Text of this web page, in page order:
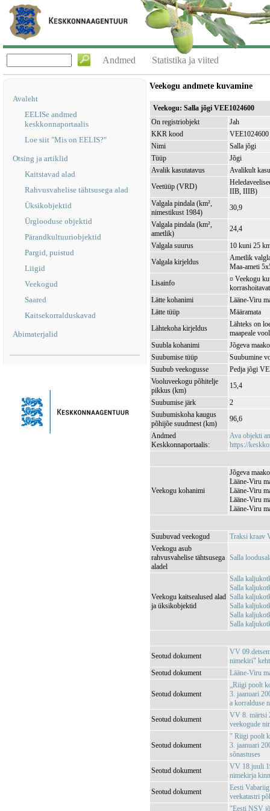
Andmed Statistika ja viited
Avaleht
EELISe andmed
keskkonnaportaalis
Loe siit "Mis on EELIS?"
Otsing ja artiklid
Kaitstavad alad
Rahvusvahelise tähtsusega alad
Üksikobjektid
Ürglooduse objektid
Pärandkultuuriobjektid
Pargid, puistud
Liigid
Veekogud
Saared
Kaitsekorralduskavad
Abimaterjalid
Veekogu andmete kuvamine
Veekogu: Salla jõgi VEE1024600
On registriobjekt
Jah
KKR kood
VEE1024600
Nimi
Salla jõgi
Tüüp
Jõgi
Avalik kasutatavus
Avalikult
Veetüüp (VRD)
IIB, IIIB)
Valgala pindala (km²,
nimestikust 1984)
30,9
Valgala pindala (km²,
ametlik)
24,4
Valgala suurus
10 kuni 25
Valgala kirjeldus
Ametlik
Maa-ameti
Lisainfo
¤ Veekogu
Lätte kohanimi
Lääne-Viru
Lätte tüüp
Määramata
Lähtekoha kirjeldus
Lähteks on
maapeale
Suubla kohanimi
Jõgeva
Suubumise tüüp
Suubumine
Suubub veekogusse
Pedja jõgi
Vooluveekogu põhitelje
pikkus (km)
15,4
Suubumise järk
2
Suubumiskoha kaugus
põhijõe suudmest (km)
96,6
Andmed
Keskkonnaportaalis:
Ava objekti
https://
Veekogu kohanimi
Jõgeva
Lääne-Viru
Lääne-Viru
Lääne-Viru
Lääne-Viru
Suubuvad veekogud
Traksi kraav
Veekogu asub
rahvusvahelise tähtsusega
aladel
Salla
Veekogu kaitsealused alad
ja üksikobjektid
Salla
Salla
Salla
Salla
Salla
Salla
Seotud dokument
VV
nimekiri"
Seotud dokument
Lääne-Viru
Seotud dokument
„Riigi poolt
3. jaanuari
a korralduse
Seotud dokument
VV 8. märtsi
veekogude
Seotud dokument
" Riigi poolt
3. jaanuari
sõnastuses
Seotud dokument
VV 18.juuli
nimekirja
Seotud dokument
Eesti
veekatastri
"Eesti NSV